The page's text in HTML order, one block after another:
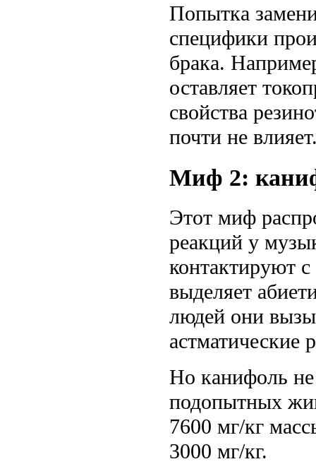
Попытка
специфики
брака.
оставляет
свойства
почти не
Миф 2:
Этот миф
реакций у
контактируют
выделяет
людей они
астматические
Но канифоль не
подопытных
7600 мг/кг
3000 мг/кг.